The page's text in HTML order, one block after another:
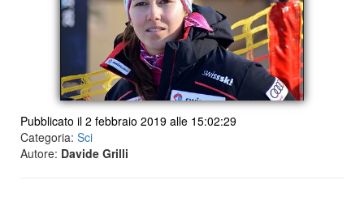
Pubblicato il 2 febbraio 2019 alle 15:02:29
Categoria: Sci
Autore: Davide Grilli